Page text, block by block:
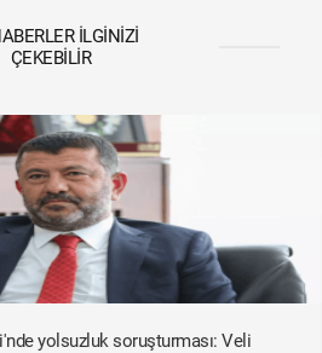
İLGINIZI
ÇEKEBILIR
yolsuzluk soruşturması: Veli